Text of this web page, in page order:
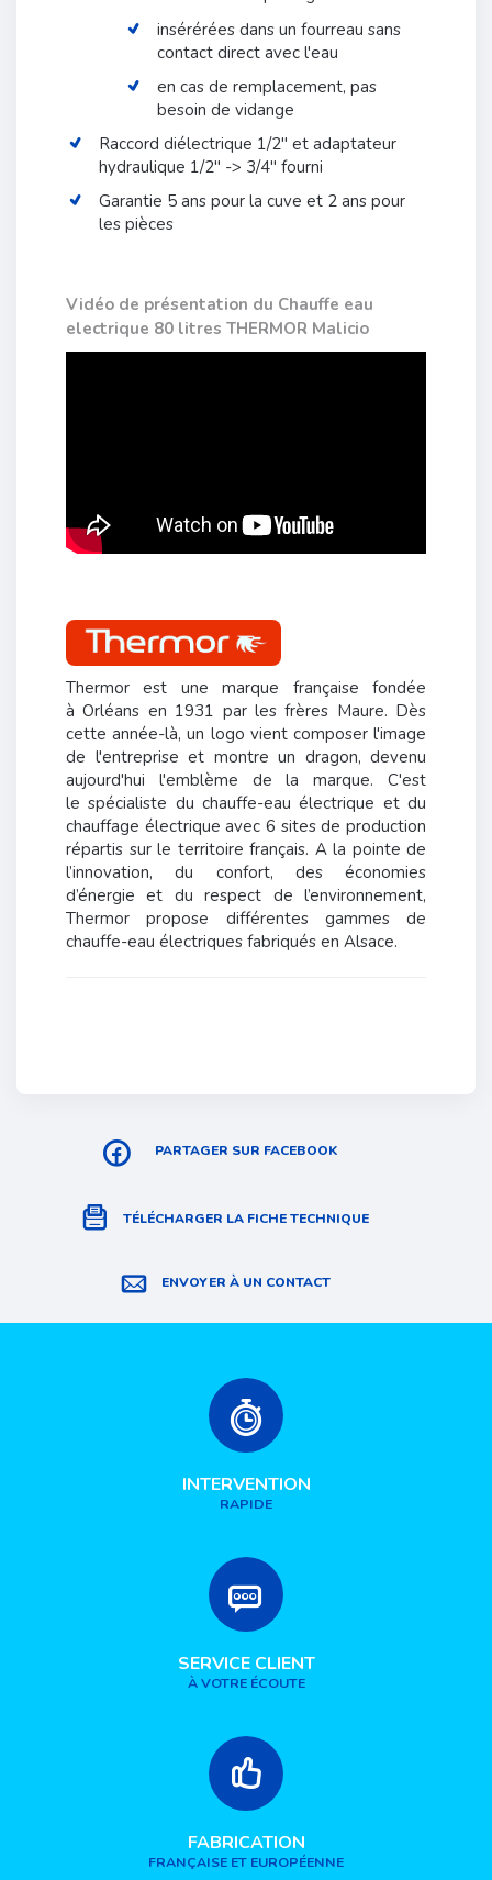
insérérées dans un fourreau sans
contact direct avec l'eau
en cas de remplacement, pas
besoin de vidange
Raccord diélectrique 1/2" et adaptateur
hydraulique 1/2" -> 3/4" fourni
Garantie 5 ans pour la cuve et 2 ans pour
les pièces
Vidéo de présentation du Chauffe eau
electrique 80 litres THERMOR Malicio
Thermor est une marque française fondée
à Orléans en 1931 par les frères Maure. Dès
cette année-là, un logo vient composer l'image
de l'entreprise et montre un dragon, devenu
aujourd'hui l'emblème de la marque. C'est
le spécialiste du chauffe-eau électrique et du
chauffage électrique avec 6 sites de production
répartis sur le territoire français. A la pointe de
l’innovation, du confort, des économies
d’énergie et du respect de l’environnement,
Thermor propose différentes gammes de
chauffe-eau électriques fabriqués en Alsace.
PARTAGER SUR FACEBOOK
TÉLÉCHARGER LA FICHE TECHNIQUE
ENVOYER À UN CONTACT
INTERVENTION
RAPIDE
SERVICE CLIENT
À VOTRE ÉCOUTE
FABRICATION
FRANÇAISE ET EUROPÉENNE